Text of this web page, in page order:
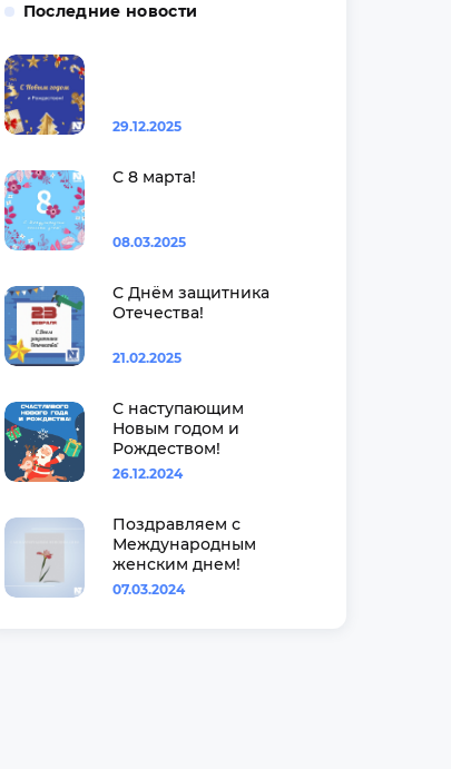
Последние новости
29.12.2025
С 8 марта!
08.03.2025
С Днём защитника
Отечества!
21.02.2025
С наступающим
Новым годом и
Рождеством!
26.12.2024
Поздравляем с
Международным
женским днем!
07.03.2024